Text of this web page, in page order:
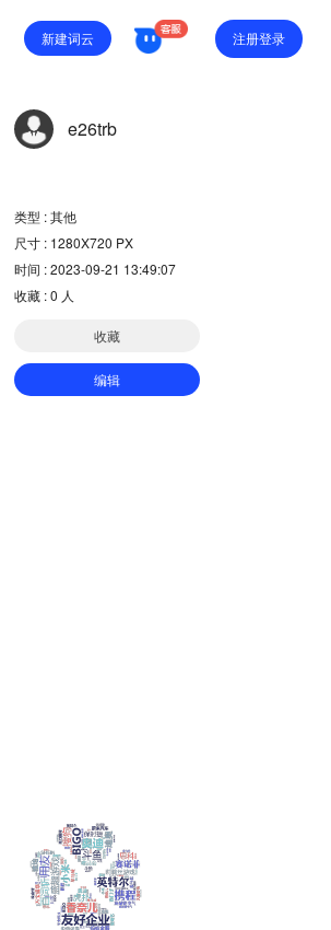
新建词云 注册登录
e26trb
类型 : 其他
尺寸 : 1280X720 PX
时间 : 2023-09-21 13:49:07
收藏 :0 人
收藏
编辑